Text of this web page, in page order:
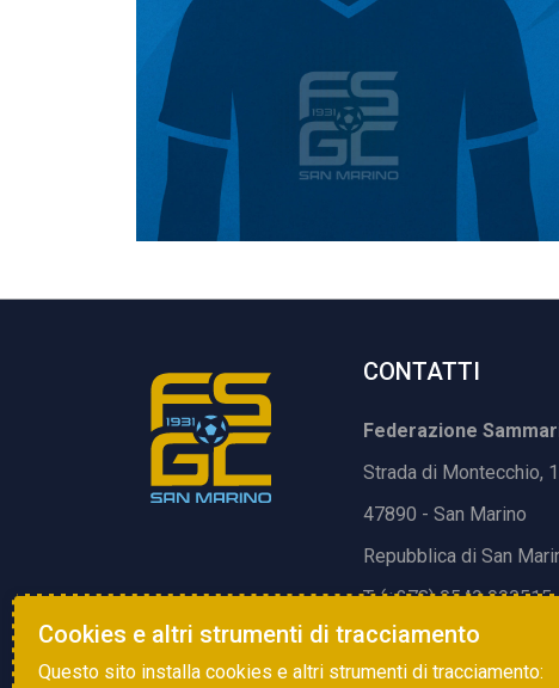
CONTATTI
Federazione
Strada di Montecchio,
47890 - San Marino
Repubblica di San
T. (+378) 0549 990515
E.info@fsgc.sm
Cookies e altri strumenti di tracciamento
Questo sito installa cookies e altri strumenti di tracciamento: